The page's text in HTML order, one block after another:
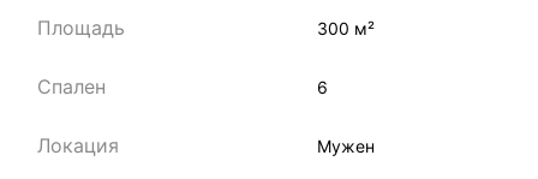
Площадь 300 м²
Спален 6
Локация Мужен